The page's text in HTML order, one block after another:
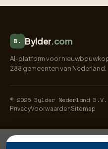
B. Bylder.com
AI-platform voor
288 gemeenten van Nederland.
© 2025 Bylder Nederland B.V.
PrivacyVoorwaardenSitemap